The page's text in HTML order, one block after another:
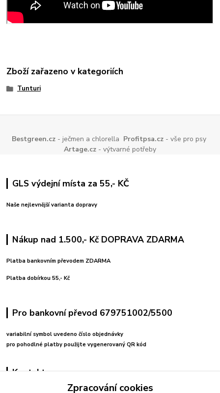
Zboží zařazeno v kategoriích
Tunturi
Bestgreen.cz - ječmen a chlorella Profitpsa.cz - vše pro psy
Artage.cz - výtvarné potřeby
GLS výdejní místa za 55,- KČ
Naše nejlevnější varianta dopravy
Nákup nad 1.500,- Kč DOPRAVA ZDARMA
Platba bankovním převodem ZDARMA
Platba dobírkou 55,- Kč
Pro bankovní převod 679751002/5500
variabilní symbol uvedeno číslo objednávky
pro pohodlné platby použijte vygenerovaný QR kód
Kontakty
Zpracování cookies